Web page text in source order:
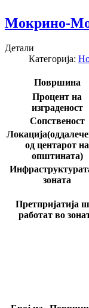
Мокрино-
Детали
Категорија:
Површина
Процент на
изграденост
Сопственост
од центарот на
општината)
зоната
Претпријатија
работат во